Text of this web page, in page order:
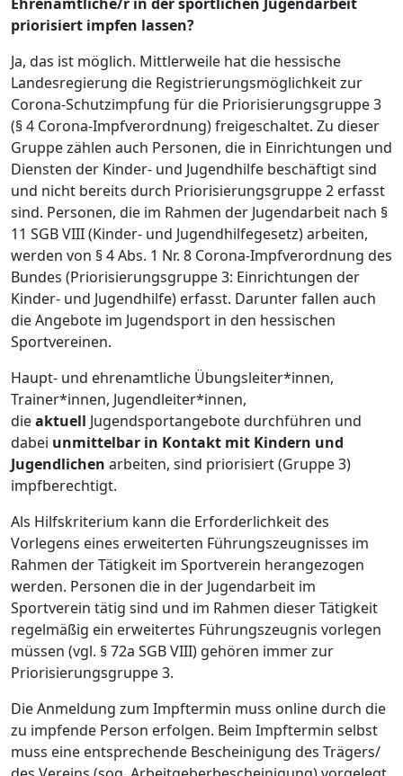
priorisiert impfen lassen?
Ja, das ist möglich. Mittlerweile hat die hessische
Landesregierung die Registrierungsmöglichkeit zur
Corona-Schutzimpfung für die Priorisierungsgruppe 3
(§ 4 Corona-Impfverordnung) freigeschaltet. Zu dieser
Gruppe zählen auch Personen, die in Einrichtungen und
Diensten der Kinder- und Jugendhilfe beschäftigt sind
und nicht bereits durch Priorisierungsgruppe 2 erfasst
sind. Personen, die im Rahmen der Jugendarbeit nach §
11 SGB VIII (Kinder- und Jugendhilfegesetz) arbeiten,
werden von § 4 Abs. 1 Nr. 8 Corona-Impfverordnung des
Bundes (Priorisierungsgruppe 3: Einrichtungen der
Kinder- und Jugendhilfe) erfasst. Darunter fallen auch
die Angebote im Jugendsport in den hessischen
Sportvereinen.
Haupt- und ehrenamtliche Übungsleiter*innen,
Trainer*innen, Jugendleiter*innen,
dieaktuell Jugendsportangebote durchführen und
dabei unmittelbar in Kontakt mit Kindern und
Jugendlichen arbeiten, sind priorisiert (Gruppe 3)
impfberechtigt.
Als Hilfskriterium kann die Erforderlichkeit des
Vorlegens eines erweiterten Führungszeugnisses im
Rahmen der Tätigkeit im Sportverein herangezogen
werden. Personen die in der Jugendarbeit im
Sportverein tätig sind und im Rahmen dieser Tätigkeit
regelmäßig ein erweitertes Führungszeugnis vorlegen
müssen (vgl. § 72a SGB VIII) gehören immer zur
Priorisierungsgruppe 3.
Die Anmeldung zum Impftermin muss online durch die
zu impfende Person erfolgen. Beim Impftermin selbst
muss eine entsprechende Bescheinigung des Trägers/